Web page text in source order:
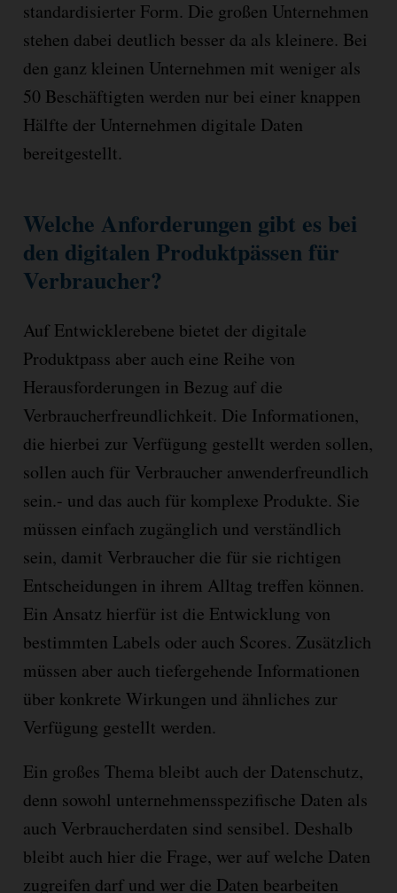
standardisierter Form. Die großen Unternehmen
stehen dabei deutlich besser da als kleinere. Bei
den ganz kleinen Unternehmen mit weniger als
50 Beschäftigten werden nur bei einer knappen
Hälfte der Unternehmen digitale Daten
bereitgestellt.
Welche Anforderungen gibt es bei
den digitalen Produktpässen für
Verbraucher?
Auf Entwicklerebene bietet der digitale
Produktpass aber auch eine Reihe von
Herausforderungen in Bezug auf die
Verbraucherfreundlichkeit. Die Informationen,
die hierbei zur Verfügung gestellt werden sollen,
sollen auch für Verbraucher anwenderfreundlich
sein.- und das auch für komplexe Produkte. Sie
müssen einfach zugänglich und verständlich
sein, damit Verbraucher die für sie richtigen
Entscheidungen in ihrem Alltag treffen können.
Ein Ansatz hierfür ist die Entwicklung von
bestimmten Labels oder auch Scores. Zusätzlich
müssen aber auch tiefergehende Informationen
über konkrete Wirkungen und ähnliches zur
Verfügung gestellt werden.
Ein großes Thema bleibt auch der Datenschutz,
denn sowohl unternehmensspezifische Daten als
auch Verbraucherdaten sind sensibel. Deshalb
bleibt auch hier die Frage, wer auf welche Daten
zugreifen darf und wer die Daten bearbeiten